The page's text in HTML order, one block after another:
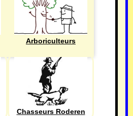
Arboriculteurs
Chasseurs Roderen